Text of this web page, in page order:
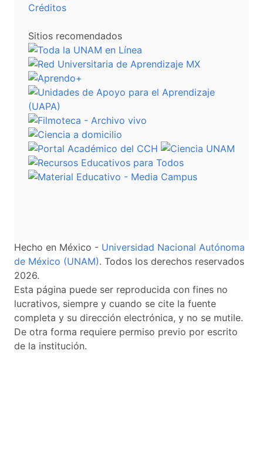
Créditos
Sitios recomendados
Hecho en México - Universidad Nacional Autónoma
de México (UNAM). Todos los derechos reservados
2026.
Esta página puede ser reproducida con fines no
lucrativos, siempre y cuando se cite la fuente
completa y su dirección electrónica, y no se mutile.
De otra forma requiere permiso previo por escrito
de la institución.